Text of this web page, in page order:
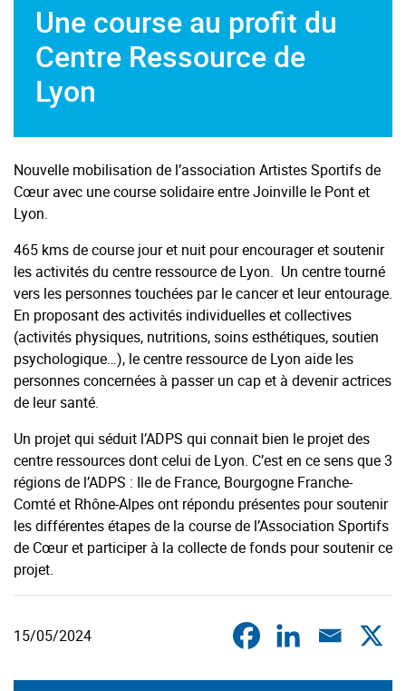
Une course au profit du
Centre Ressource de
Lyon
Nouvelle mobilisation de l’association Artistes Sportifs de
Cœur avec une course solidaire entre Joinville le Pont et
Lyon.
465 kms de course jour et nuit pour encourager et soutenir
les activités du centre ressource de Lyon. Un centre tourné
vers les personnes touchées par le cancer et leur entourage.
En proposant des activités individuelles et collectives
(activités physiques, nutritions, soins esthétiques, soutien
psychologique…), le centre ressource de Lyon aide les
personnes concernées à passer un cap et à devenir actrices
de leur santé.
Un projet qui séduit l’ADPS qui connait bien le projet des
centre ressources dont celui de Lyon. C’est en ce sens que 3
régions de l’ADPS : Ile de France, Bourgogne Franche-
Comté et Rhône-Alpes ont répondu présentes pour soutenir
les différentes étapes de la course de l’Association Sportifs
de Cœur et participer à la collecte de fonds pour soutenir ce
projet.
15/05/2024